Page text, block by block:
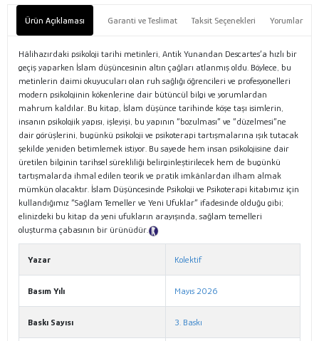
Ürün Açıklaması Garanti ve Teslimat Taksit Seçenekleri Yorumlar
Hâlihazırdaki psikoloji tarihi metinleri, Antik Yunandan Descartes’a hızlı bir
geçiş yaparken İslam düşüncesinin altın çağları atlanmış oldu. Böylece, bu
metinlerin daimi okuyucuları olan ruh sağlığı öğrencileri ve profesyonelleri
modern psikolojinin kökenlerine dair bütüncül bilgi ve yorumlardan
mahrum kaldılar. Bu kitap, İslam düşünce tarihinde köşe taşı isimlerin,
insanın psikolojik yapısı, işleyişi, bu yapının “bozulması” ve “düzelmesi”ne
dair görüşlerini, bugünkü psikoloji ve psikoterapi tartışmalarına ışık tutacak
şekilde yeniden betimlemek istiyor. Bu sayede hem insan psikolojisine dair
üretilen bilginin tarihsel sürekliliği belirginleştirilecek hem de bugünkü
tartışmalarda ihmal edilen teorik ve pratik imkânlardan ilham almak
mümkün olacaktır. İslam Düşüncesinde Psikoloji ve Psikoterapi kitabımız için
kullandığımız “Sağlam Temeller ve Yeni Ufuklar” ifadesinde olduğu gibi;
elinizdeki bu kitap da yeni ufukların arayışında, sağlam temelleri
oluşturma çabasının bir ürünüdür.
Yazar Kolektif
Basım Yılı Mayıs 2026
Baskı Sayısı 3. Baskı